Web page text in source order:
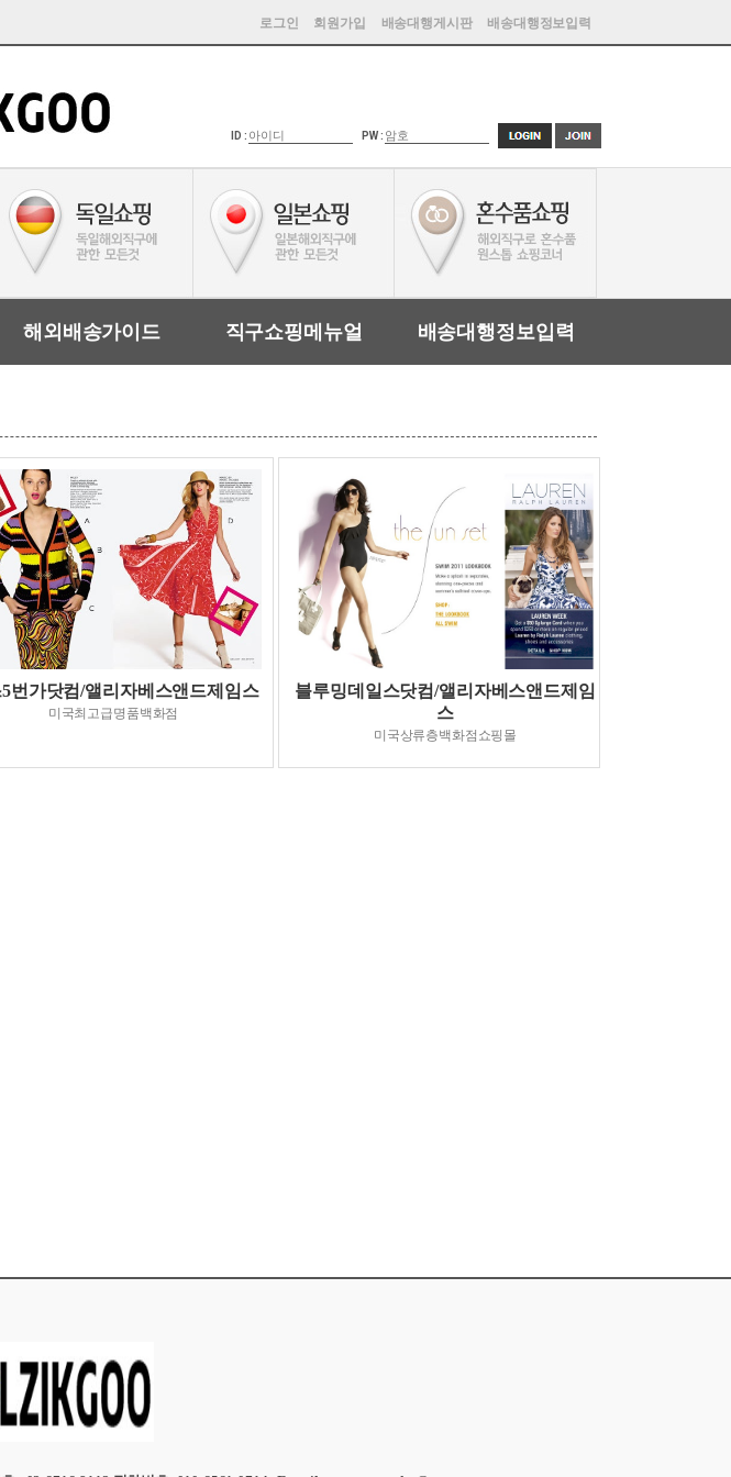
로그인 회원가입 배송대행게시판 배송대행정보입력
ID : PW :
해외배송가이드 직구쇼핑메뉴얼 배송대행정보입력
번가닷컴/앨리자베스앤드제임스
미국최고급명품백화점
블루밍데일스닷컴/앨리자베스앤드제임
스
미국상류층백화점쇼핑몰